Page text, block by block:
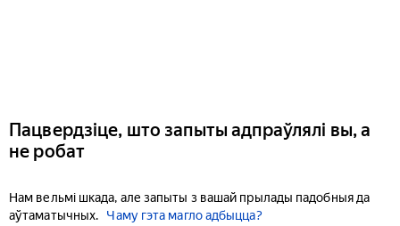
Пацвердзіце, што запыты адпраўлялі вы, а
не робат
Нам вельмі шкада, але запыты з вашай прылады падобныя да
аўтаматычных.
Чаму гэта магло адбыцца?